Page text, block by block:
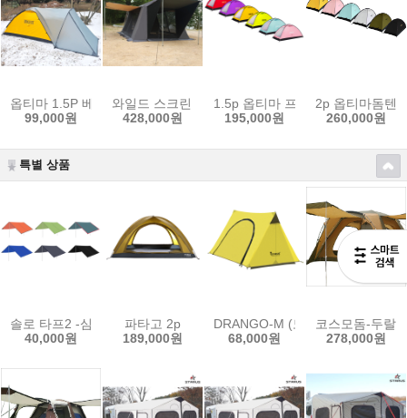
옵티마 1.5P 베스티블
99,000원
와일드 스크린 캐빈 텐트
428,000원
1.5p 옵티마 프로 백패킹텐트
195,000원
2p 옵티마돔텐
260,000원
특별 상품
솔로 타프2 -심지장착가능
40,000원
파타고 2p
189,000원
DRANGO-M (모기장 텐트)
68,000원
코스모돔-두랄
278,000원